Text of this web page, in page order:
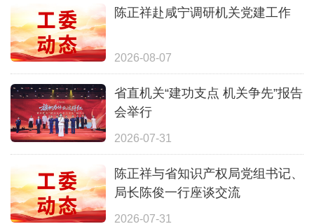
陈正祥赴咸宁调研机关党建工作
2026-08-07
省直机关“建功支点 机关争先”报告
会举行
2026-07-31
陈正祥与省知识产权局党组书记、
局长陈俊一行座谈交流
2026-07-31